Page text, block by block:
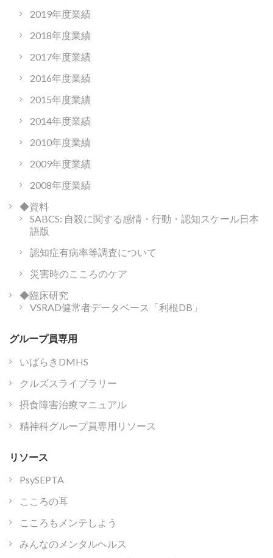
2019年度業績
2018年度業績
2017年度業績
2016年度業績
2015年度業績
2014年度業績
2010年度業績
2009年度業績
2008年度業績
◆資料
SABCS: 自殺に関する感情・行動・認知スケール日本
語版
認知症有病率等調査について
災害時のこころのケア
◆臨床研究
VSRAD健常者データベース「利根DB」
グループ員専用
いばらきDMHS
クルズスライブラリー
摂食障害治療マニュアル
精神科グループ員専用リソース
リソース
PsySEPTA
こころの耳
こころもメンテしよう
みんなのメンタルヘルス